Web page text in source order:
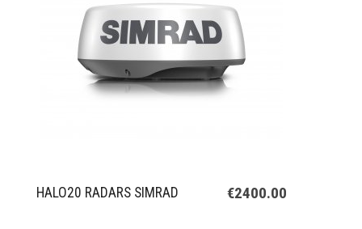
HALO20 RADARS SIMRAD €2400.00